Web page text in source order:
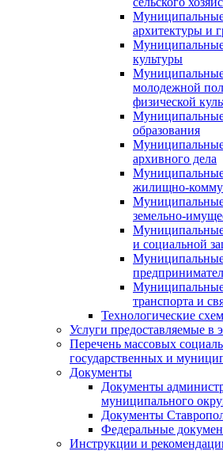
архитектуры и
культуры
молодежной
физической
образования
архивного дела
жилищно-
земельно-
Муниципальные
и социальной
транспорта и
Технологические
Услуги предоставляемые в
Перечень массовых
государственных и
Документы
Документы
муниципального
Документы
Федеральные
Инструкции и